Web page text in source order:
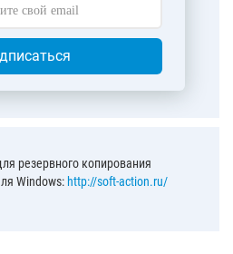
резервного копирования
Windows: http://soft-action.ru/